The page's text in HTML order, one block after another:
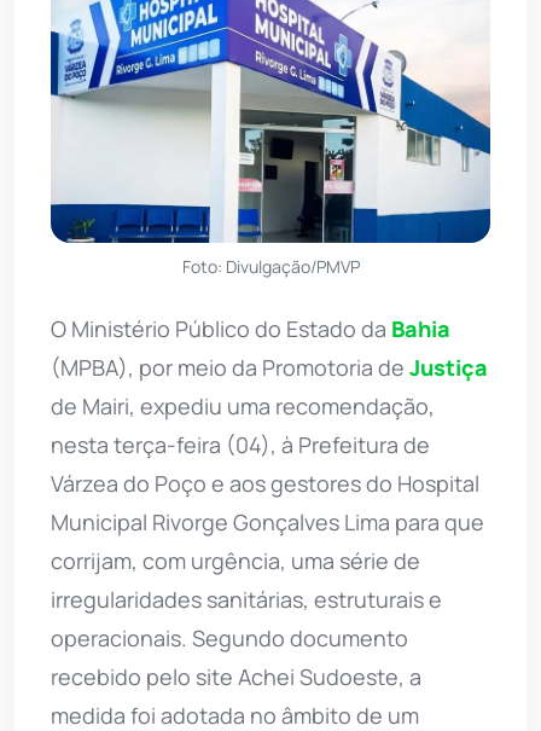
Foto: Divulgação/PMVP
O Ministério Público do Estado da Bahia
(MPBA), por meio da Promotoria de Justiça
de Mairi, expediu uma recomendação,
nesta terça-feira (04), à Prefeitura de
Várzea do Poço e aos gestores do Hospital
Municipal Rivorge Gonçalves Lima para que
corrijam, com urgência, uma série de
irregularidades sanitárias, estruturais e
operacionais. Segundo documento
recebido pelo site Achei Sudoeste, a
medida foi adotada no âmbito de um